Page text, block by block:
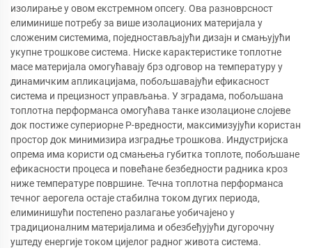
изолирање у овом екстремном опсегу. Ова разноврсност
елиминише потребу за више изолационих материјала у
сложеним системима, поједностављајући дизајн и смањујући
укупне трошкове система. Ниске карактеристике топлотне
масе материјала омогућавају брз одговор на температуру у
динамичким апликацијама, побољшавајући ефикасност
система и прецизност управљања. У зградама, побољшана
топлотна перформанса омогућава танке изолационе слојеве
док постиже супериорне Р-вредности, максимизујући користан
простор док минимизира изградње трошкова. Индустријска
опрема има користи од смањења губитка топлоте, побољшане
ефикасности процеса и повећане безбедности радника кроз
ниже температуре површине. Течна топлотна перформанса
течног аерогела остаје стабилна током дугих периода,
елиминишући постепено разлагање уобичајено у
традиционалним материјалима и обезбеђујући дугорочну
уштеду енергије током цијелог радног живота система.